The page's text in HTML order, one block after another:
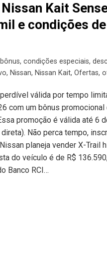
Kait
e condições
bônus, condições especiais,
, Nissan, Nissan Kait, Ofertas,
válida por tempo
com um bônus
promoção é válida até 6
Não perca tempo,
planeja vender X-Trail
do veículo é de R$
Banco RCI…